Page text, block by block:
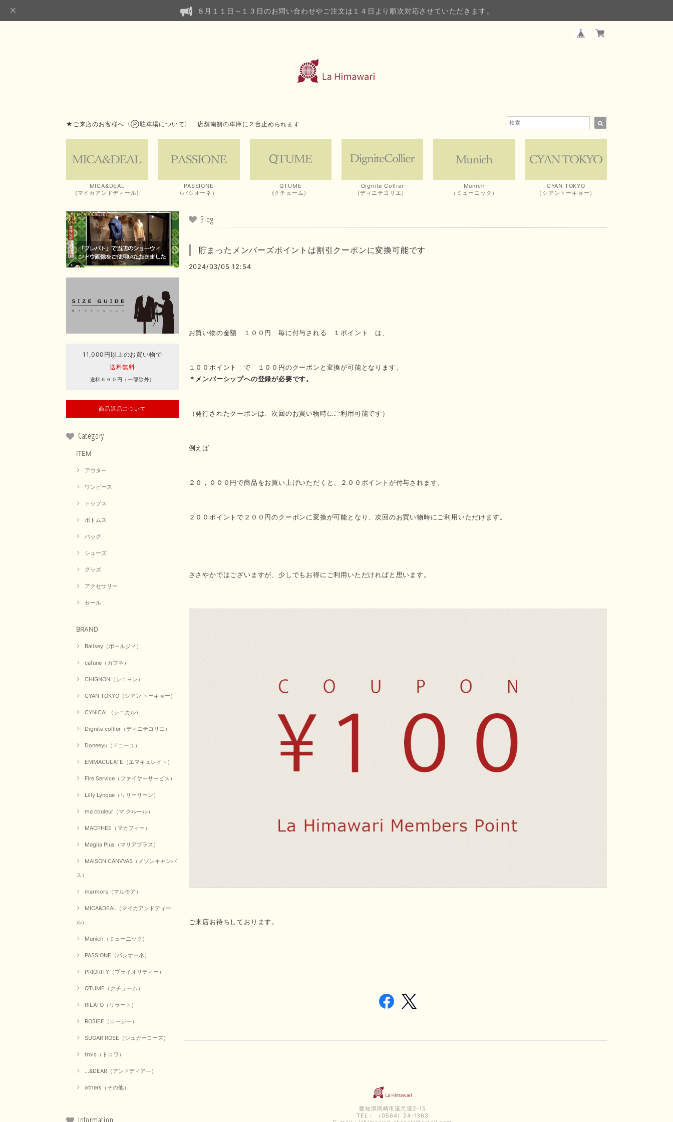
８月１１日～１３日のお問い合わせやご注文は１４日より順次対応させていただきます。
★ご来店のお客様へ〈Ⓟ駐車場について〉 店舗南側の車庫に２台止められます
MICA&DEAL
(マイカアンドディール)
PASSIONE
(パシオーネ）
QTUME
(クチューム）
Dignite Collier
(ディニテコリエ）
Munich
（ミューニック）
CYAN TOKYO
（シアントーキョー）
11,000円以上のお買い物で
送料無料
送料６６０円（一部除外）
商品返品について
Category
ITEM
アウター
ワンピース
トップス
ボトムス
バッグ
シューズ
グッズ
アクセサリー
セール
BRAND
Ballsey（ボールジィ）
cafune（カフネ）
CHIGNON（シニヨン）
CYAN TOKYO（シアン トーキョー）
CYNICAL（シニカル）
Dignite collier（ディニテコリエ）
Doneeyu（ドニーユ）
EMMACULATE（エマキュレイト）
Fire Service（ファイヤーサービス）
Lilly Lynque（リリーリーン）
ma couleur（マ クルール）
MACPHEE（マカフィー）
Maglia Plus（マリアプラス）
MAISON CANVVAS（メゾンキャンバ
ス）
marmors（マルモア）
MICA&DEAL（マイカアンドディー
ル）
Munich（ミューニック）
PASSIONE（パシオーネ）
PRIORITY（プライオリティー）
QTUME（クチューム）
RILATO（リラート）
ROSIEE（ロージー）
SUGAR ROSE（シュガーローズ）
trois（トロワ）
...&DEAR（アンドディア―）
others（その他）
Blog
貯まったメンバーズポイントは割引クーポンに変換可能です
2024/03/05 12:54
お買い物の金額 １００円 毎に付与される １ポイント は、
１００ポイント で １００円のクーポンと変換が可能となります。
＊メンバーシップへの登録が必要です。
（発行されたクーポンは、次回のお買い物時にご利用可能です）
例えば
２０，０００円で商品をお買い上げいただくと、２００ポイントが付与されます。
２００ポイントで２００円のクーポンに変換が可能となり、次回のお買い物時にご利用いただけます。
ささやかではございますが、少しでもお得にご利用いただければと思います。
ご来店お待ちしております。
愛知県岡崎市連尺通2-15
TEL： （0564）24-1363